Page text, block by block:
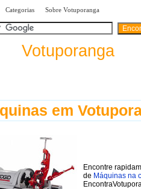
Categorias Sobre Votuporanga
Votuporanga
em
Encontre
de Máquinas na